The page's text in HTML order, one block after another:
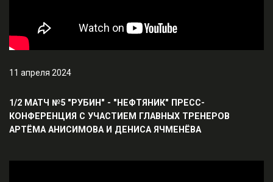
11 апреля 2024
1/2 МАТЧ №5 "РУБИН" - "НЕФТЯНИК" ПРЕСС-
КОНФЕРЕНЦИЯ С УЧАСТИЕМ ГЛАВНЫХ ТРЕНЕРОВ
АРТЁМА АНИСИМОВА И ДЕНИСА ЯЧМЕНЁВА